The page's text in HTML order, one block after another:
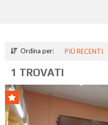
Ordina per: PIÙ RECENTI
1 TROVATI